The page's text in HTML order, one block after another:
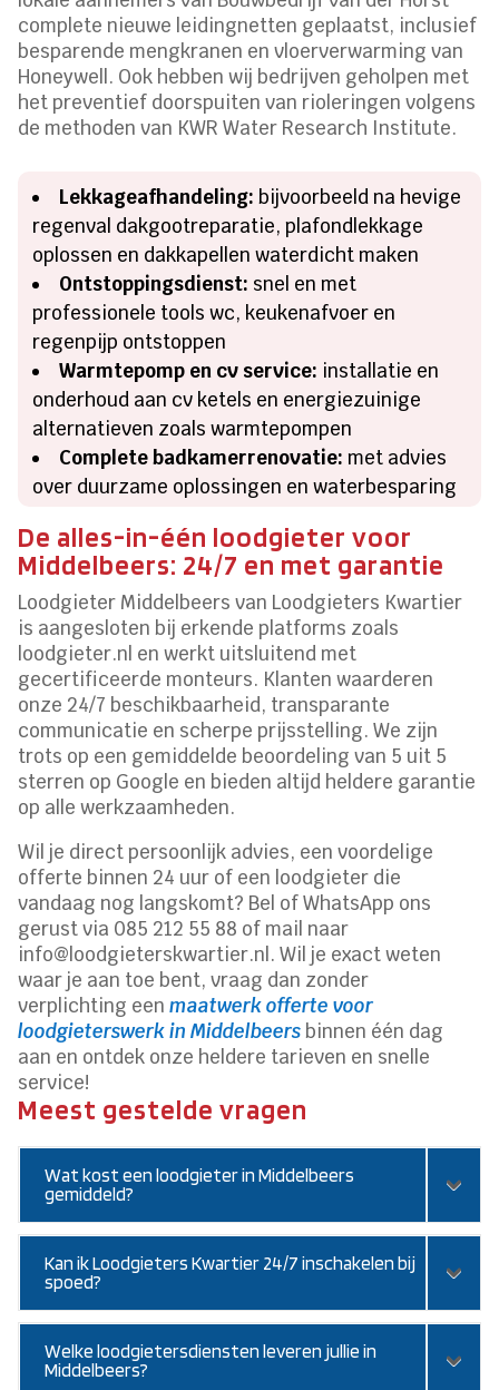
complete nieuwe leidingnetten geplaatst, inclusief
besparende mengkranen en vloerverwarming van
Honeywell. Ook hebben wij bedrijven geholpen met
het preventief doorspuiten van rioleringen volgens
de methoden van KWR Water Research Institute.
Lekkageafhandeling: bijvoorbeeld na hevige
regenval dakgootreparatie, plafondlekkage
oplossen en dakkapellen waterdicht maken
Ontstoppingsdienst: snel en met
professionele tools wc, keukenafvoer en
regenpijp ontstoppen
Warmtepomp en cv service: installatie en
onderhoud aan cv ketels en energiezuinige
alternatieven zoals warmtepompen
Complete badkamerrenovatie: met advies
over duurzame oplossingen en waterbesparing
De alles-in-één loodgieter voor
Middelbeers: 24/7 en met garantie
Loodgieter Middelbeers van Loodgieters Kwartier
is aangesloten bij erkende platforms zoals
loodgieter.nl en werkt uitsluitend met
gecertificeerde monteurs. Klanten waarderen
onze 24/7 beschikbaarheid, transparante
communicatie en scherpe prijsstelling. We zijn
trots op een gemiddelde beoordeling van 5 uit 5
sterren op Google en bieden altijd heldere garantie
op alle werkzaamheden.
Wil je direct persoonlijk advies, een voordelige
offerte binnen 24 uur of een loodgieter die
vandaag nog langskomt? Bel of WhatsApp ons
gerust via 085 212 55 88 of mail naar
info@loodgieterskwartier.nl. Wil je exact weten
waar je aan toe bent, vraag dan zonder
verplichting eenmaatwerk offerte voor
loodgieterswerk in Middelbeersbinnen één dag
aan en ontdek onze heldere tarieven en snelle
service!
Meest gestelde vragen
Wat kost een loodgieter in Middelbeers
gemiddeld?
Kan ik Loodgieters Kwartier 24/7 inschakelen bij
spoed?
Welke loodgietersdiensten leveren jullie in
Middelbeers?